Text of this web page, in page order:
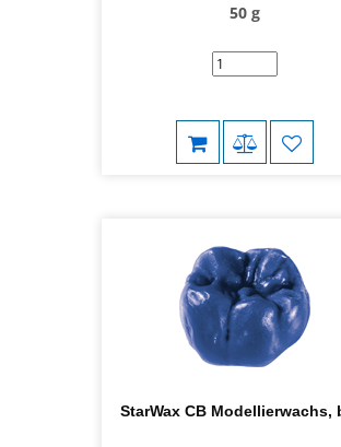
50 g
StarWax CB Modellierwachs,